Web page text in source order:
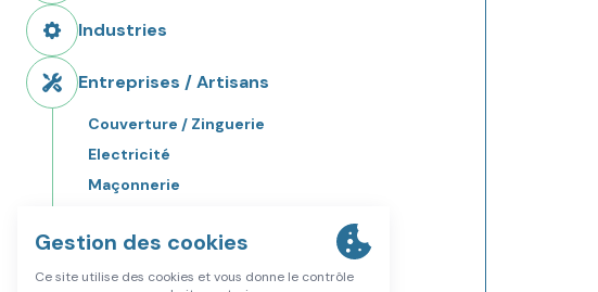
Industries
Entreprises / Artisans
Couverture / Zinguerie
Electricité
Maçonnerie
Multi-services
Peinture